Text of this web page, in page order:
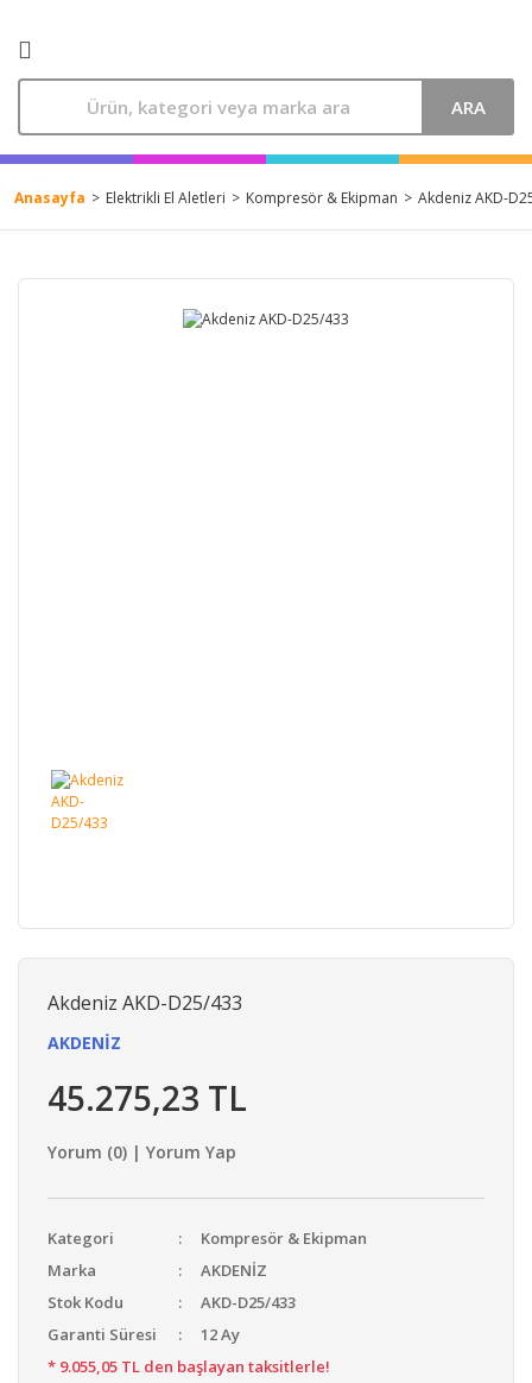
ARA
Anasayfa Elektrikli El Aletleri Kompresör & Ekipman Akdeniz AKD-
Akdeniz AKD-D25/433
AKDENİZ
45.275,23 TL
Yorum (0) | Yorum Yap
Kategori
Kompresör & Ekipman
Marka
AKDENİZ
Stok Kodu
AKD-D25/433
Garanti Süresi
12 Ay
* 9.055,05 TL den başlayan taksitlerle!